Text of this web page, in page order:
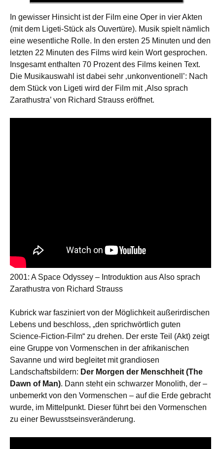
In gewisser Hinsicht ist der Film eine Oper in vier Akten
(mit dem Ligeti-Stück als Ouvertüre). Musik spielt nämlich
eine wesentliche Rolle. In den ersten 25 Minuten und den
letzten 22 Minuten des Films wird kein Wort gesprochen.
Insgesamt enthalten 70 Prozent des Films keinen Text.
Die Musikauswahl ist dabei sehr ‚unkonventionell’: Nach
dem Stück von Ligeti wird der Film mit ‚Also sprach
Zarathustra’ von Richard Strauss eröffnet.
2001: A Space Odyssey – Introduktion aus Also sprach
Zarathustra von Richard Strauss
Kubrick war fasziniert von der Möglichkeit außerirdischen
Lebens und beschloss, „den sprichwörtlich guten
Science-Fiction-Film“ zu drehen. Der erste Teil (Akt) zeigt
eine Gruppe von Vormenschen in der afrikanischen
Savanne und wird begleitet mit grandiosen
Landschaftsbildern: Der Morgen der Menschheit (The
Dawn of Man). Dann steht ein schwarzer Monolith, der –
unbemerkt von den Vormenschen – auf die Erde gebracht
wurde, im Mittelpunkt. Dieser führt bei den Vormenschen
zu einer Bewusstseinsveränderung.